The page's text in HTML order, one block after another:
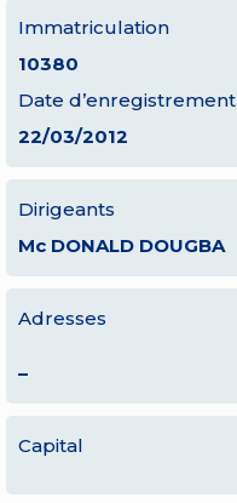
Immatriculation
10380
Date d’enregistrement
22/03/2012
Dirigeants
Mc DONALD DOUGBA
Adresses
–
Capital